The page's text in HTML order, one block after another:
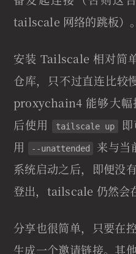
tailscale 网络的跳板）。
安装 Tailscale 相对简
仓库，只不过直连比较
proxychain4 能够大幅
后使用
tailscale up
用
--unattended
来与当
系统启动之后，即便没
登出，tailscale 仍然会
分享也很简单，只要在
生成一个邀请链接。其